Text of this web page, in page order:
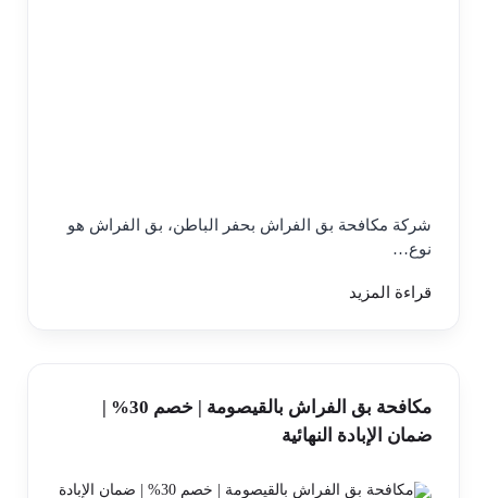
شركة مكافحة بق الفراش بحفر الباطن، بق الفراش هو
نوع…
قراءة المزيد
مكافحة بق الفراش بالقيصومة | خصم 30% |
ضمان الإبادة النهائية